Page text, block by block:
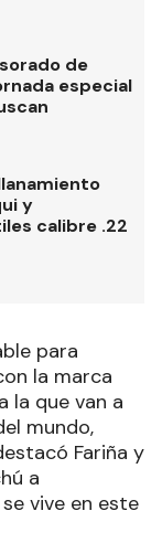
de
especial
y
calibre .22
para
la marca
la que van a
mundo,
Fariña y
a
vive en este